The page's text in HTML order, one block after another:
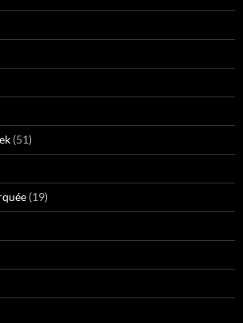
(51)
(19)